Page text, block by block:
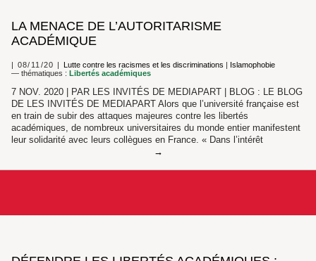
LA MENACE DE L’AUTORITARISME
ACADÉMIQUE
08/11/20 Lutte contre les racismes et les discriminations | Islamophobie
— thématiques : Libertés académiques
7 NOV. 2020 | PAR LES INVITÉS DE MEDIAPART | BLOG : LE BLOG
DE LES INVITÉS DE MEDIAPART Alors que l’université française est
en train de subir des attaques majeures contre les libertés
académiques, de nombreux universitaires du monde entier manifestent
leur solidarité avec leurs collègues en France. « Dans l’intérêt